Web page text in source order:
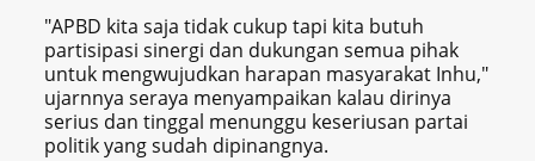
"APBD kita saja tidak cukup tapi kita butuh
partisipasi sinergi dan dukungan semua pihak
untuk mengwujudkan harapan masyarakat Inhu,"
ujarnnya seraya menyampaikan kalau dirinya
serius dan tinggal menunggu keseriusan partai
politik yang sudah dipinangnya.